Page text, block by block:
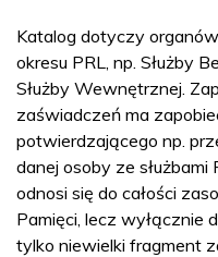
Katalog dotyczy
okresu PRL, np. Służby
Służby Wewnętrznej.
zaświadczeń ma
potwierdzającego np.
danej osoby ze
odnosi się do całości
Pamięci, lecz wyłącznie
tylko niewielki fragment